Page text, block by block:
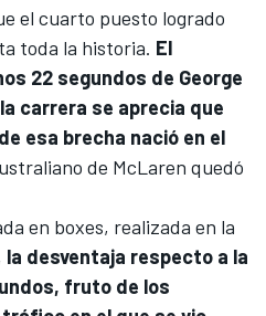
el cuarto puesto logrado
toda la historia. El
22 segundos de George
carrera se aprecia que
esa brecha nació en el
de McLaren quedó
en boxes, realizada en la
la desventaja respecto a la
fruto de los